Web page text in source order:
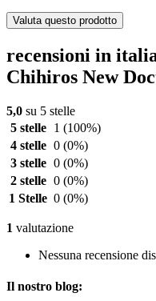
Valuta questo prodotto
recensioni in
Chihiros New
5,0 su 5 stelle
5 stelle
1 (100%)
4 stelle 0 (0%)
3 stelle 0 (0%)
2 stelle 0 (0%)
1 Stelle 0 (0%)
1 valutazione
Nessuna recensione
Il nostro blog: